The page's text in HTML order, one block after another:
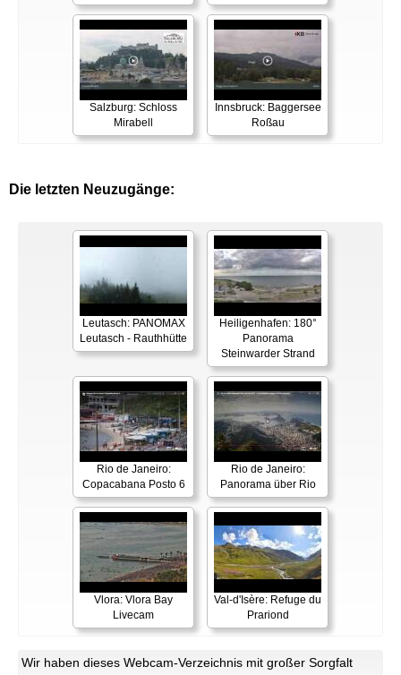
Salzburg: Schloss
Mirabell
Innsbruck: Baggersee
Roßau
Die letzten Neuzugänge:
Leutasch: PANOMAX
Leutasch - Rauthhütte
Heiligenhafen: 180°
Panorama
Steinwarder Strand
Rio de Janeiro:
Copacabana Posto 6
Rio de Janeiro:
Panorama über Rio
Vlora: Vlora Bay
Livecam
Val-d'Isère: Refuge du
Prariond
Wir haben dieses Webcam-Verzeichnis mit großer Sorgfalt